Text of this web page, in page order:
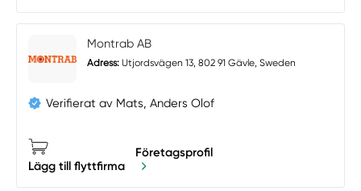
Montrab AB
Adress: Utjordsvägen 13, 802 91 Gävle, Sweden
Verifierat av Mats, Anders Olof
Lägg till flyttfirma
Företagsprofil